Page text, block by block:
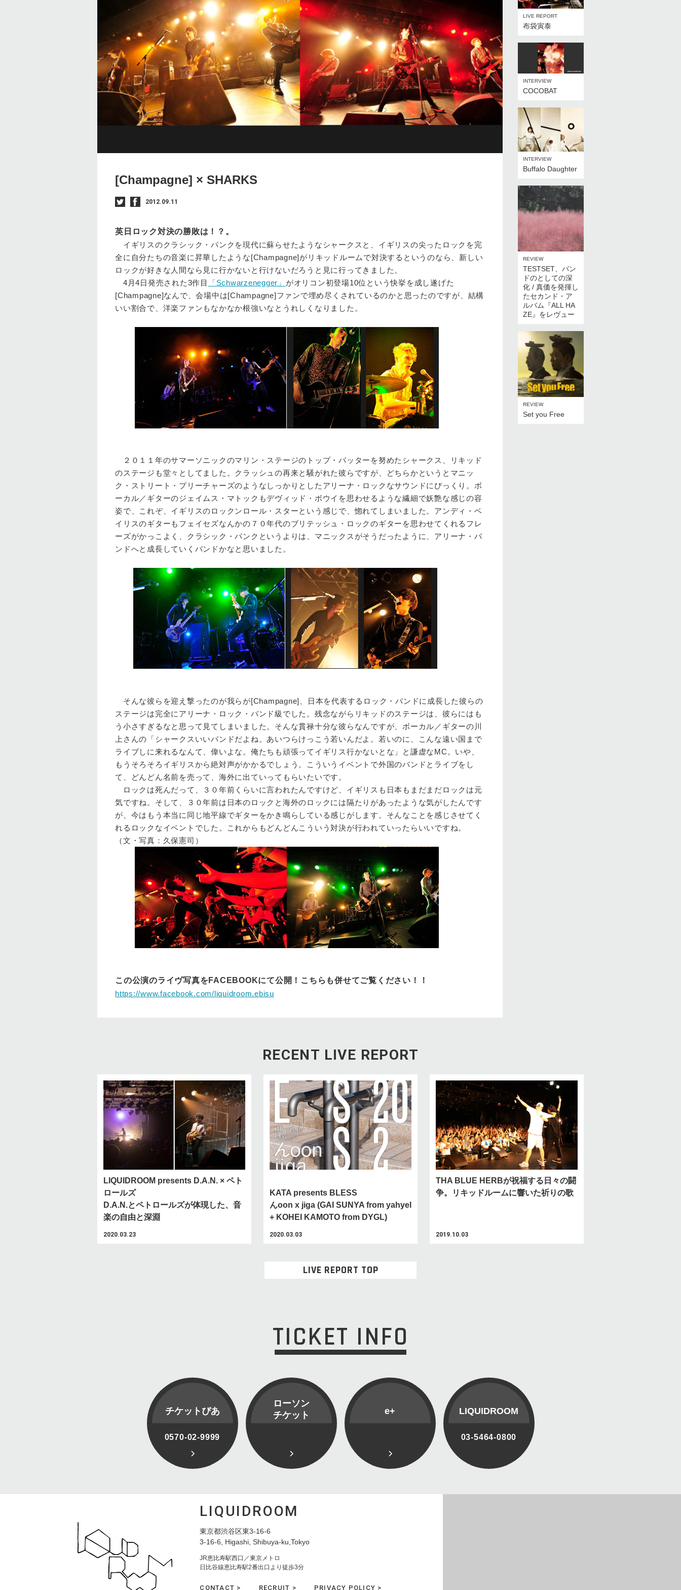
[Champagne] × SHARKS
2012.09.11
英日ロック対決の勝敗は！？。
イギリスのクラシック・パンクを現代に蘇らせたようなシャークスと、イギリスの尖ったロックを完
全に自分たちの音楽に昇華したような[Champagne]がリキッドルームで対決するというのなら、新しい
ロックが好きな人間なら見に行かないと行けないだろうと見に行ってきました。
4月4日発売された3作目
「Schwarzenegger」 がオリコン初登場10位という快挙を成し遂げた
[Champagne]なんで、会場中は[Champagne]ファンで埋め尽くされているのかと思ったのですが、結構
いい割合で、洋楽ファンもなかなか根強いなとうれしくなりました。
２０１１年のサマーソニックのマリン・ステージのトップ・バッターを努めたシャークス、リキッド
のステージも堂々としてました。クラッシュの再来と騒がれた彼らですが、どちらかというとマニッ
ク・ストリート・プリーチャーズのようなしっかりとしたアリーナ・ロックなサウンドにびっくり。ボ
ーカル／ギターのジェイムス・マトックもデヴィッド・ボウイを思わせるような繊細で妖艶な感じの容
姿で、これぞ、イギリスのロックンロール・スターという感じで、惚れてしまいました。アンディ・ベ
イリスのギターもフェイセズなんかの７０年代のブリテッシュ・ロックのギターを思わせてくれるフレ
ーズがかっこよく、クラシック・パンクというよりは、マニックスがそうだったように、アリーナ・バ
ンドへと成長していくバンドかなと思いました。
そんな彼らを迎え撃ったのが我らが[Champagne]、日本を代表するロック・バンドに成長した彼らの
ステージは完全にアリーナ・ロック・バンド級でした。残念ながらリキッドのステージは、彼らにはも
う小さすぎるなと思って見てしまいました。そんな貫禄十分な彼らなんですが、ボーカル／ギターの川
上さんの「シャークスいいバンドだよね。あいつらけっこう若いんだよ。若いのに、こんな遠い国まで
ライブしに来れるなんて、偉いよな。俺たちも頑張ってイギリス行かないとな」と謙虚なMC。いや、
もうそろそろイギリスから絶対声がかかるでしょう。こういうイベントで外国のバンドとライブをし
て、どんどん名前を売って、海外に出ていってもらいたいです。
ロックは死んだって、３０年前くらいに言われたんですけど、イギリスも日本もまだまだロックは元
気ですね。そして、３０年前は日本のロックと海外のロックには隔たりがあったような気がしたんです
が、今はもう本当に同じ地平線でギターをかき鳴らしている感じがします。そんなことを感じさせてく
れるロックなイベントでした。これからもどんどんこういう対決が行われていったらいいですね。
（文・写真：久保憲司）
この公演のライヴ写真をFACEBOOKにて公開！こちらも併せてご覧ください！！
https://www.facebook.com/liquidroom.ebisu
LIVE REPORT
布袋寅泰
INTERVIEW
COCOBAT
INTERVIEW
Buffalo Daughter
REVIEW
TESTSET、バン
ドのとしての深
化 / 真価を発揮し
たセカンド・ア
ルバム『ALL HA
ZE』をレヴュー
REVIEW
Set you Free
RECENT LIVE REPORT
LIQUIDROOM presents D.A.N. × ペト
ロールズ
D.A.N.とペトロールズが体現した、音
楽の自由と深淵
2020.03.23
KATA presents BLESS
んoon x jiga (GAI SUNYA from yahyel
+ KOHEI KAMOTO from DYGL)
2020.03.03
THA BLUE HERBが祝福する日々の闘
争。リキッドルームに響いた祈りの歌
2019.10.03
LIVE REPORT TOP
TICKET INFO
チケットぴあ
0570-02-9999
ローソン
チケット
e+ LIQUIDROOM
03-5464-0800
LIQUIDROOM
東京都渋谷区東3-16-6
3-16-6, Higashi, Shibuya-ku,Tokyo
JR恵比寿駅西口／東京メトロ
日比谷線恵比寿駅2番出口より徒歩3分
CONTACT > RECRUIT > PRIVACY POLICY >